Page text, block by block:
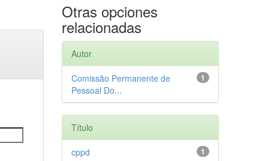
Otras opciones
relacionadas
Autor
1
Comissão Permanente de
Pessoal Do...
Título
1
cppd